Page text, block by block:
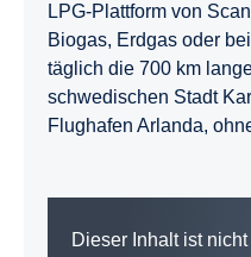
LPG-Plattform von
Biogas, Erdgas oder
täglich die 700 km
schwedischen Stadt
Flughafen Arlanda,
Dieser Inhalt ist